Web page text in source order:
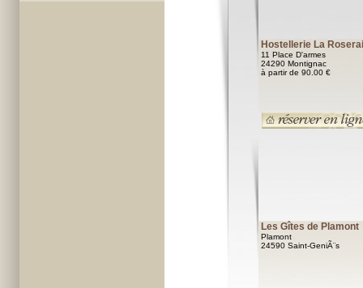
Hostellerie La
11 Place D'armes
24290 Montignac
à partir de 90.00 €
Les Gîtes de Plamont
Plamont
24590 Saint-GeniÃ¨s